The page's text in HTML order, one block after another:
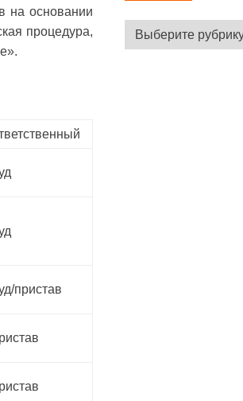
на основании
процедура,
пристав